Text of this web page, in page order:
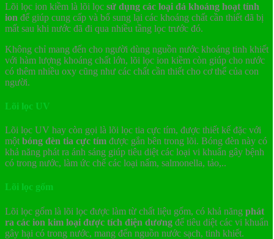
Lõi lọc ion kiềm là lõi lọc sử dụng các loại đá khoáng hoạt tính
ion để giúp cung cấp và bổ sung lại các khoáng chất cần thiết đã bị
mất sau khi nước đã đi qua nhiều tầng lọc trước đó.
Không chỉ mang đến cho người dùng nguồn nước khoáng tinh khiết
với hàm lượng khoáng chất lớn, lõi lọc ion kiềm còn giúp cho nước
có thêm nhiều oxy cũng như các chất cần thiết cho cơ thể của con
người.
Lõi lọc UV
Lõi lọc UV hay còn gọi là lõi lọc tia cực tím, được thiết kế đặc với
một bóng đèn tia cực tím được gắn bên trong lõi. Bóng đèn này có
khả năng phát ra ánh sáng giúp tiêu diệt các loại vi khuẩn gây bệnh
có trong nước, làm ức chế các loại nấm, salmonella, tảo,..
Lõi lọc gốm
Lõi lọc gốm là lõi lọc được làm từ chất liệu gốm, có khả năng phát
ra các ion kim loại được tích điện dương để tiêu diệt các vi khuẩn
gây hại có trong nước, mang đến nguồn nước sạch, tinh khiết.